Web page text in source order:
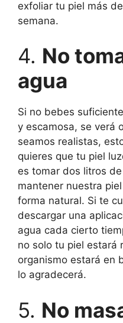
exfoliar tu piel más
semana.
4. No
agua
Si no bebes
y escamosa, se verá
seamos realistas,
quieres que tu piel
es tomar dos litros
mantener nuestra
forma natural. Si te
descargar una
agua cada cierto
no solo tu piel estará
organismo estará en
lo agradecerá.
5. No